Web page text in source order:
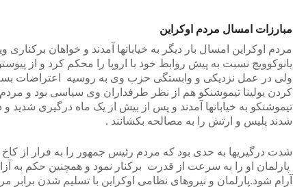
مبارزات امسال مردم اوکراین
مردم اوکراین امسال بار دیگر به خیابانها آمدند و خواهان برکناری
یانوکوویچ نسبت به پیش روابط خود با اروپا را محکم کرد و از
ولی در عمل نزدیکی و وابستگی حزب وی به روسیه اعتراضات
کردن یولینا تیموشنکو هم از نظر طرفداران وی سیاسی بود و
تیموشنکو به خیابانها آمدند و پس از بیش از یک ماه درگیری شدید
شدند پلیس و ارتش را به مصالحه بکشانند .
شدت درگیریها به حدی بود که مردم رئیس جمهور را به فرار از
پارلمان او را به سرعت از قدرت برکنار نمود و همچنین حکم به
آرام شود.پارلمان و نیروهای نظامی اوکراین با تسلیم شدن برابر